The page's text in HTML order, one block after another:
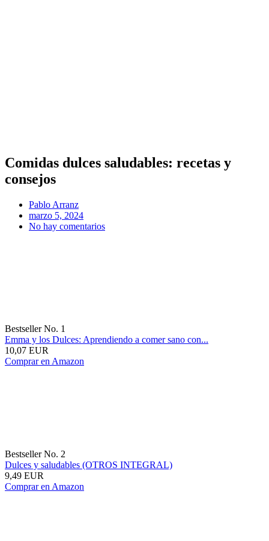
Comidas dulces saludables: recetas y
consejos
Pablo Arranz
marzo 5, 2024
No hay comentarios
Bestseller No. 1
Emma y los Dulces: Aprendiendo a comer sano con...
10,07 EUR
Comprar en Amazon
Bestseller No. 2
Dulces y saludables (OTROS INTEGRAL)
9,49 EUR
Comprar en Amazon